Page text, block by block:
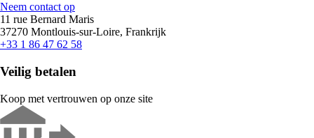
Neem contact op
11 rue Bernard Maris
37270 Montlouis-sur-Loire, Frankrijk
+33 1 86 47 62 58
Veilig betalen
Koop met vertrouwen op onze site